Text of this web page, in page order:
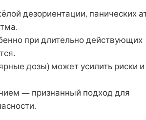
дезориентации, панических
при длительно действующих
дозы) может усилить риски и
— признанный подход для